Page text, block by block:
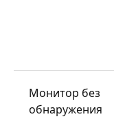
Монитор без
обнаружения